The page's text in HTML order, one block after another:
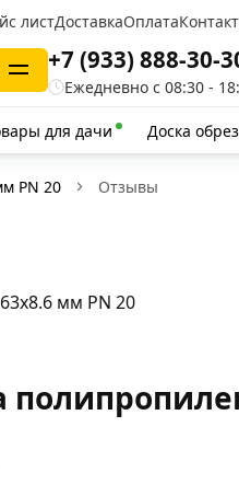
листДоставкаОплата
+7 (933) 888-30-
Ежедневно с 08:30 -
для дачи Доска
PN 20 Отзывы
мм PN 20